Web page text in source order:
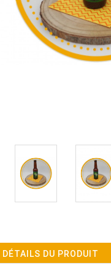
DÉTAILS DU PRODUIT